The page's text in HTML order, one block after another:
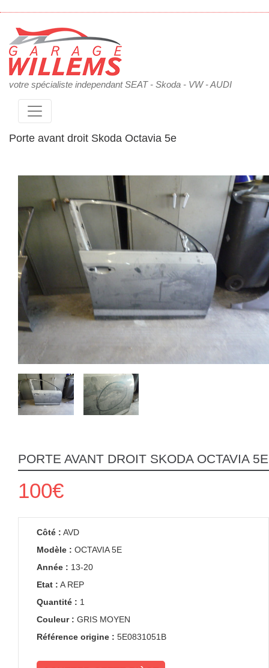
votre spécialiste independant SEAT - Skoda - VW - AUDI
Porte avant droit Skoda Octavia 5e
PORTE AVANT DROIT SKODA OCTAVIA 5E
100€
Côté : AVD
Modèle : OCTAVIA 5E
Année : 13-20
Etat : A REP
Quantité : 1
Couleur : GRIS MOYEN
Référence origine : 5E0831051B